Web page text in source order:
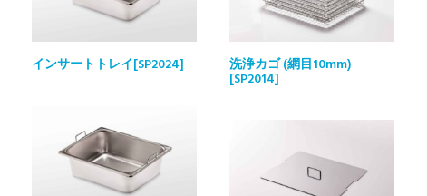
インサートトレイ[SP2024] 洗浄カゴ (網目10mm)
[SP2014]